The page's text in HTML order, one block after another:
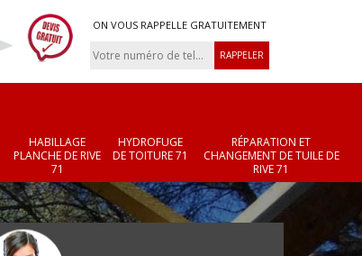
ON VOUS RAPPELLE GRATUITEMENT
HABILLAGE
PLANCHE DE RIVE
71
HYDROFUGE
DE TOITURE 71
RÉPARATION ET
CHANGEMENT DE TUILE DE
RIVE 71